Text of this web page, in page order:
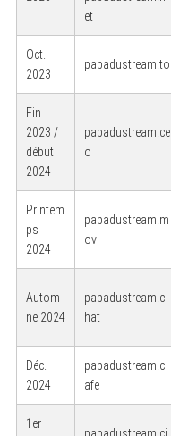
et
Oct.
2023
papadustream.to
Fin
2023 /
début
2024
papadustream.ce
o
Printem
ps
2024
papadustream.m
ov
Autom
ne 2024
papadustream.c
hat
Déc.
2024
papadustream.c
afe
1er